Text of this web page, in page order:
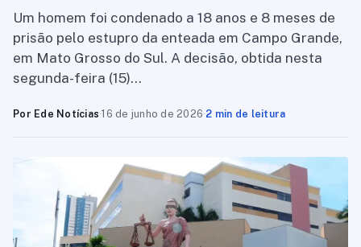
Um homem foi condenado a 18 anos e 8 meses de
prisão pelo estupro da enteada em Campo Grande,
em Mato Grosso do Sul. A decisão, obtida nesta
segunda-feira (15)…
Por Ede Notícias·16 de junho de 2026·2 min de leitura